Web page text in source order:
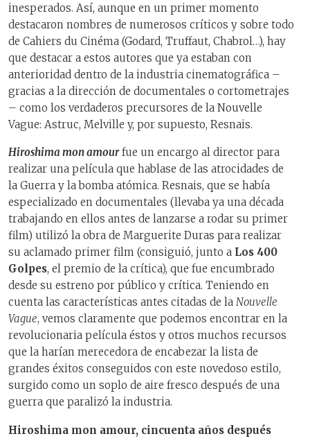
inesperados. Así, aunque en un primer momento
destacaron nombres de numerosos críticos y sobre todo
de Cahiers du Cinéma (Godard, Truffaut, Chabrol…), hay
que destacar a estos autores que ya estaban con
anterioridad dentro de la industria cinematográfica –
gracias a la dirección de documentales o cortometrajes
– como los verdaderos precursores de la Nouvelle
Vague: Astruc, Melville y, por supuesto, Resnais.
Hiroshima mon amourfue un encargo al director para
realizar una película que hablase de las atrocidades de
la Guerra y la bomba atómica. Resnais, que se había
especializado en documentales (llevaba ya una década
trabajando en ellos antes de lanzarse a rodar su primer
film) utilizó la obra de Marguerite Duras para realizar
su aclamado primer film (consiguió, junto a Los 400
Golpes, el premio de la crítica), que fue encumbrado
desde su estreno por público y crítica. Teniendo en
cuenta las características antes citadas de la Nouvelle
Vague, vemos claramente que podemos encontrar en la
revolucionaria película éstos y otros muchos recursos
que la harían merecedora de encabezar la lista de
grandes éxitos conseguidos con este novedoso estilo,
surgido como un soplo de aire fresco después de una
guerra que paralizó la industria.
Hiroshima mon amour, cincuenta años después